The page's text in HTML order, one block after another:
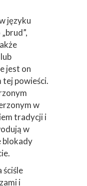
się
jest taki
języku
jest on
powieści.
w
tradycji i
w